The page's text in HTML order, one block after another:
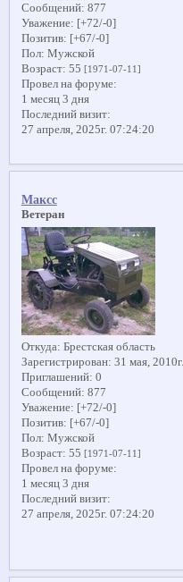
Сообщений: 877
Уважение: [+72/-0]
Позитив: [+67/-0]
Пол: Мужской
Возраст: 55 [1971-07-11]
Провел на форуме:
1 месяц 3 дня
Последний визит:
27 апреля, 2025г. 07:24:20
Максс
Ветеран
Откуда: Брестская область
Зарегистрирован: 31 мая, 2010г.
Приглашений: 0
Сообщений: 877
Уважение: [+72/-0]
Позитив: [+67/-0]
Пол: Мужской
Возраст: 55 [1971-07-11]
Провел на форуме:
1 месяц 3 дня
Последний визит:
27 апреля, 2025г. 07:24:20